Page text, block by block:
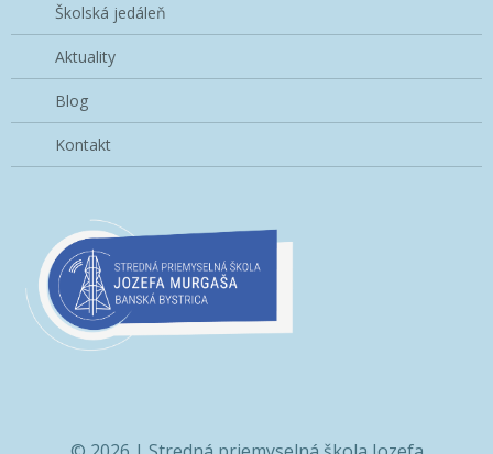
Školská jedáleň
Aktuality
Blog
Kontakt